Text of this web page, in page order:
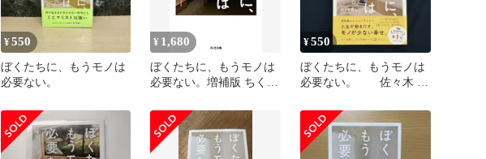
¥550
ぼくたちに、もうモノは
必要ない。
¥ 1,680
ぼくたちに、もうモノは
必要ない。増補版 ちくま
¥550
ぼくたちに、もうモノは
必要ない。 佐々木 典
バー